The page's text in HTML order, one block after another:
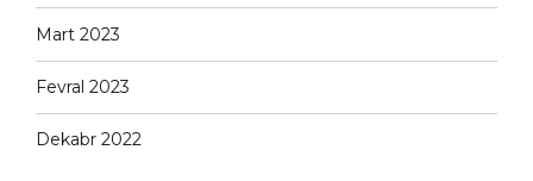
Mart 2023
Fevral 2023
Dekabr 2022